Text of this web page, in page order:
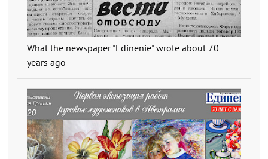
What the newspaper "Edinenie" wrote about 70
years ago